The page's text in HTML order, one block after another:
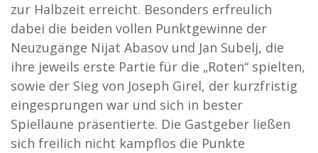
zur Halbzeit erreicht. Besonders erfreulich
dabei die beiden vollen Punktgewinne der
Neuzugänge Nijat Abasov und Jan Subelj, die
ihre jeweils erste Partie für die „Roten“ spielten,
sowie der Sieg von Joseph Girel, der kurzfristig
eingesprungen war und sich in bester
Spiellaune präsentierte. Die Gastgeber ließen
sich freilich nicht kampflos die Punkte